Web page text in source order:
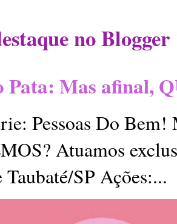
no Blogger
Pata: Mas afinal,
Pessoas Do
Atuamos
Taubaté/SP Ações:...